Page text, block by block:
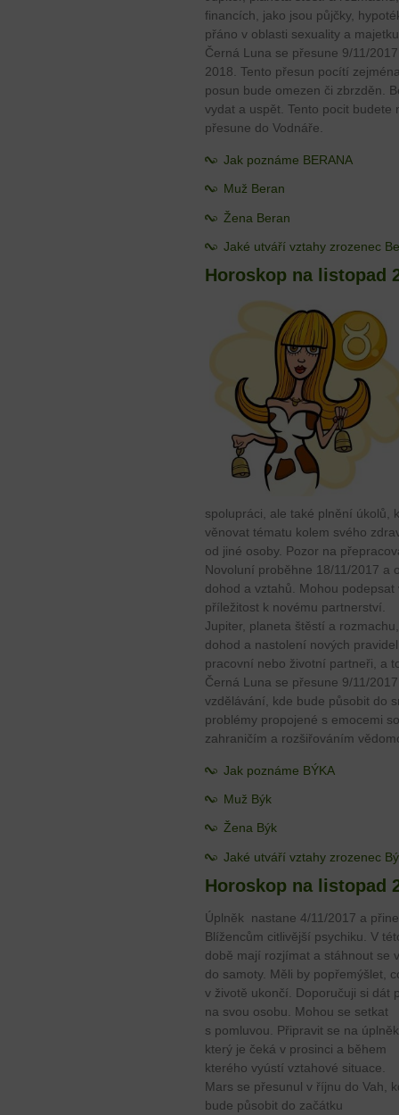
financích, jako jsou půjčky,
přáno v oblasti sexuality a
Černá Luna se přesune 9/11/
2018. Tento přesun pocítí
posun bude omezen či zbrzděn.
vydat a uspět. Tento pocit
přesune do Vodnáře.
Jak poznáme BERANA
Muž Beran
Žena Beran
Jaké utváří vztahy zrozenec
Horoskop na listopad
spolupráci, ale také plnění úkolů,
věnovat tématu kolem svého
od jiné osoby. Pozor na
Novoluní proběhne 18/11/2017 a
dohod a vztahů. Mohou
příležitost k novému partnerství.
Jupiter, planeta štěstí a
dohod a nastolení nových
pracovní nebo životní partneři, a
Černá Luna se přesune 9/11/
vzdělávání, kde bude působit do
problémy propojené s emocemi
zahraničím a rozšiřováním
Jak poznáme BÝKA
Muž Býk
Žena Býk
Jaké utváří vztahy zrozenec
Horoskop na listopad
Úplněk nastane 4/11/2017 a
Blížencům citlivější psychiku. V
době mají rozjímat a stáhnout se
do samoty. Měli by popřemýšlet,
v životě ukončí. Doporučuji si dát
na svou osobu. Mohou se setkat
s pomluvou. Připravit se na
který je čeká v prosinci a během
kterého vyústí vztahové situace.
Mars se přesunul v říjnu do Vah,
bude působit do začátku